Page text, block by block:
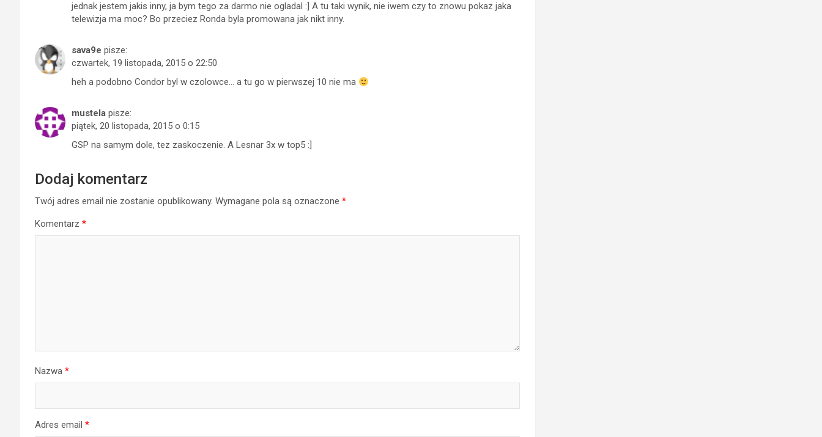
jednak jestem jakis inny, ja bym tego za darmo nie ogladal :] A tu taki wynik, nie iwem czy to znowu pokaz jaka
telewizja ma moc? Bo przeciez Ronda byla promowana jak nikt inny.
sava9e pisze:
czwartek, 19 listopada, 2015 o 22:50
heh a podobno Condor byl w czolowce… a tu go w pierwszej 10 nie ma
mustela pisze:
piątek, 20 listopada, 2015 o 0:15
GSP na samym dole, tez zaskoczenie. A Lesnar 3x w top5 :]
Dodaj komentarz
Twój adres email nie zostanie opublikowany. Wymagane pola są oznaczone *
Komentarz *
Nazwa *
Adres email *